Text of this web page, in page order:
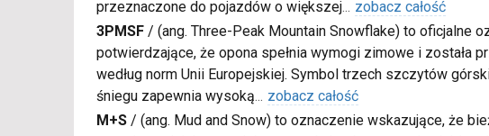
przeznaczone do pojazdów o większej... zobacz całość
3PMSF / (ang. Three-Peak Mountain Snowflake) to oficjalne
potwierdzające, że opona spełnia wymogi zimowe i została
według norm Unii Europejskiej. Symbol trzech szczytów
śniegu zapewnia wysoką... zobacz całość
M+S / (ang. Mud and Snow) to oznaczenie wskazujące, że